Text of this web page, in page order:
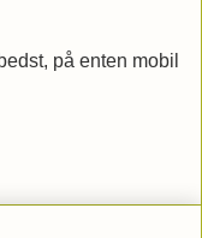
på enten mobil